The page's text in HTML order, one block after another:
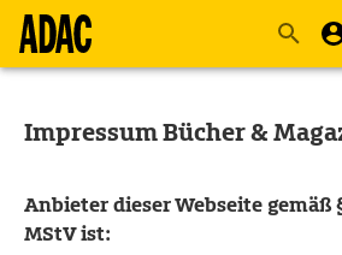
NavigationSuche
Impressum Bücher &
Anbieter dieser Webseite gemäß
MStV ist: